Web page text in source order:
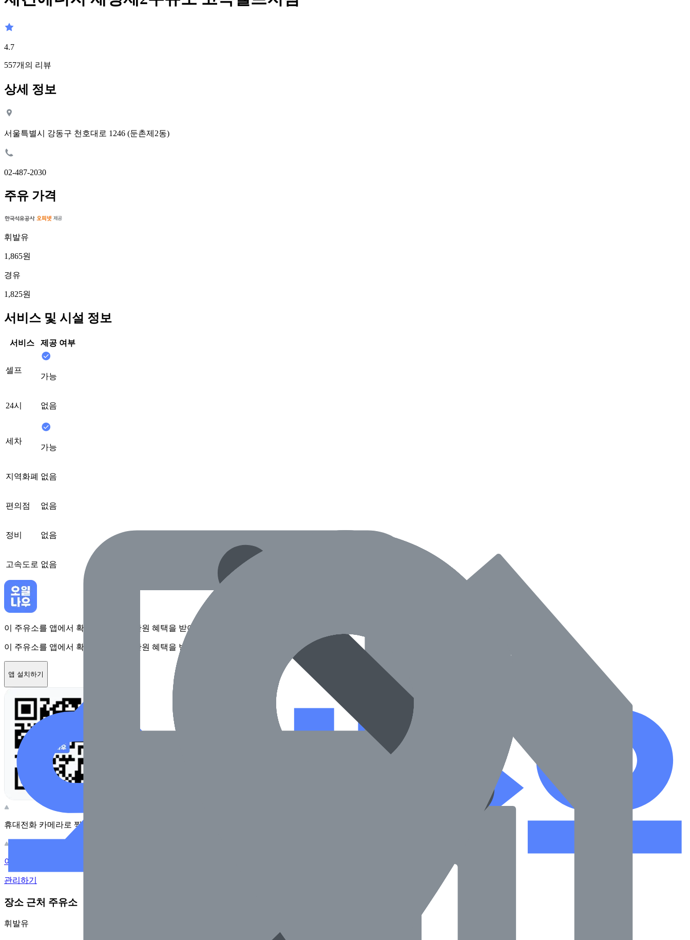
4.7
557개의 리뷰
상세 정보
서울특별시 강동구 천호대로 1246 (둔촌제2동)
02-487-2030
주유 가격
휘발유
1,865원
경유
1,825원
서비스 및 시설 정보
서비스 제공 여부
셀프
가능
24시 없음
세차
가능
지역화폐 없음
편의점 없음
정비 없음
고속도로 없음
이 주유소를 앱에서 확인하고 최대 1만원 혜택을 받아보세요
이 주유소를 앱에서 확인하고 최대 1만원 혜택을 받아보세요
앱 설치하기
휴대전화 카메라로 찍어보세요
이 주유소의 사장님이신가요?
관리하기
장소 근처 주유소
휘발유